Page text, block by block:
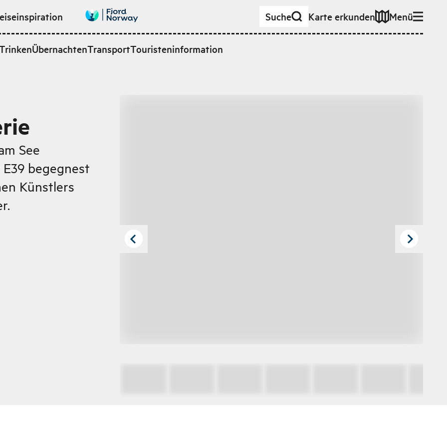
ÜbernachtenTransportTouristeninformation
Suche Karte erkunden Menü
See
begegnest
Künstlers